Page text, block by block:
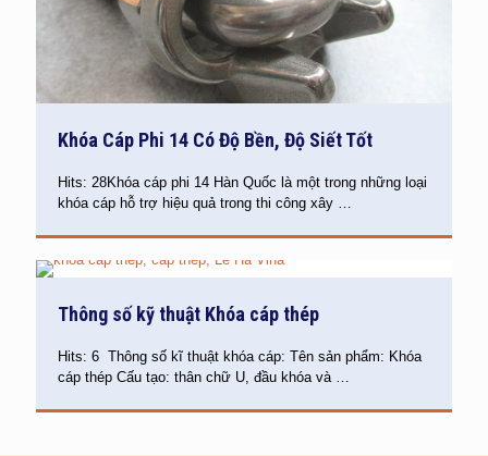
Khóa Cáp Phi 14 Có Độ Bền, Độ Siết Tốt
Hits: 28Khóa cáp phi 14 Hàn Quốc là một trong những loại
khóa cáp hỗ trợ hiệu quả trong thi công xây …
Thông số kỹ thuật Khóa cáp thép
Hits: 6 Thông số kĩ thuật khóa cáp: Tên sản phẩm: Khóa
cáp thép Cấu tạo: thân chữ U, đầu khóa và…